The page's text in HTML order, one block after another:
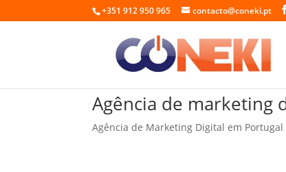
+351 912 950 965 contacto@coneki.pt
Agência de marketing
Agência de Marketing Digital em Portugal